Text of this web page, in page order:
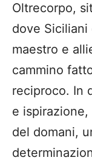
Oltrecorpo,
dove Siciliani
maestro e
cammino
reciproco. In
e
del domani,